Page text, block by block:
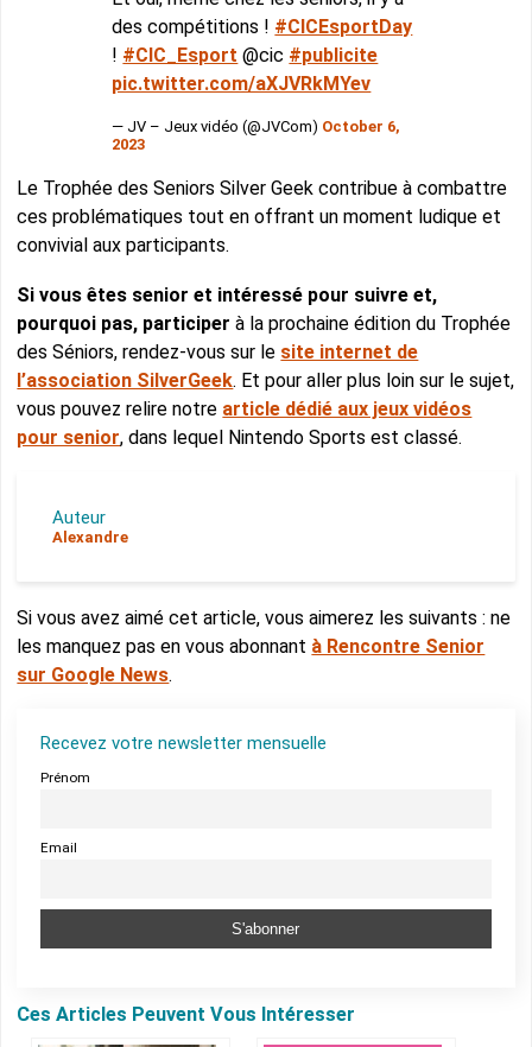
des compétitions ! #CICEsportDay
! #CIC_Esport @‌cic #publicite
pic.twitter.com/aXJVRkMYev
— JV – Jeux vidéo (@JVCom) October 6,
2023
Le Trophée des Seniors Silver Geek contribue à combattre
ces problématiques tout en offrant un moment ludique et
convivial aux participants.
Si vous êtes senior et intéressé pour suivre et,
pourquoi pas, participer à la prochaine édition du Trophée
des Séniors, rendez-vous sur le site internet de
l’association SilverGeek. Et pour aller plus loin sur le sujet,
vous pouvez relire notre article dédié aux jeux vidéos
pour senior, dans lequel Nintendo Sports est classé.
Auteur
Alexandre
Si vous avez aimé cet article, vous aimerez les suivants : ne
les manquez pas en vous abonnant à Rencontre Senior
sur Google News.
Recevez votre newsletter mensuelle
Prénom
Email
Ces Articles Peuvent Vous Intéresser